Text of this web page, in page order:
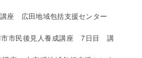
座 広田地域包括支援センター
市民後見人養成講座 7日目 講